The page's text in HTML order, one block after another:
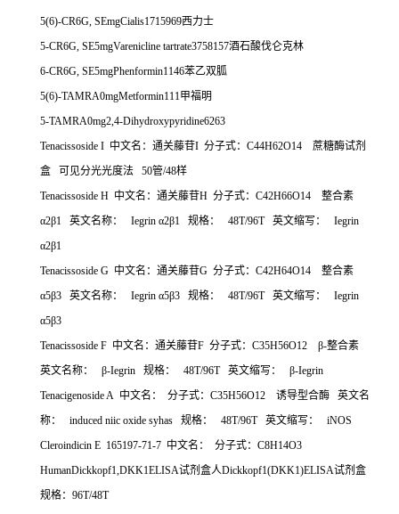
5(6)-CR6G, SEmgCialis1715969西力士
5-CR6G, SE5mgVarenicline tartrate3758157酒石酸伐仑克林
6-CR6G, SE5mgPhenformin1146苯乙双胍
5(6)-TAMRA0mgMetformin111甲福明
5-TAMRA0mg2,4-Dihydroxypyridine6263
Tenacissoside I 中文名：通关藤苷I 分子式： C44H62O14 蔗糖酶试剂
盒
可见分光光度法 50管/48样
Tenacissoside H 中文名：通关藤苷H 分子式： C42H66O14 整合素
α2β1 英文名称： Iegrin α2β1 规格： 48T/96T 英文缩写：
Iegrin
α2β1
Tenacissoside G 中文名：通关藤苷G 分子式： C42H64O14 整合素
α5β3 英文名称： Iegrin α5β3 规格： 48T/96T 英文缩写：
Iegrin
α5β3
Tenacissoside F 中文名：通关藤苷F 分子式： C35H56O12 β-整合素
英文名称：
β-Iegrin 规格： 48T/96T 英文缩写： β-Iegrin
Tenacigenoside A 中文名： 分子式： C35H56O12 诱导型合酶
英文名
称：
induced niic oxide syhas 规格： 48T/96T 英文缩写：
iNOS
Cleroindicin E 165197-71-7 中文名： 分子式： C8H14O3
HumanDickkopf1,DKK1ELISA试剂盒人Dickkopf1(DKK1)ELISA试剂盒
规格： 96T/48T